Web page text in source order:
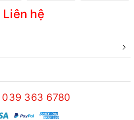
Liên hệ
039 363 6780